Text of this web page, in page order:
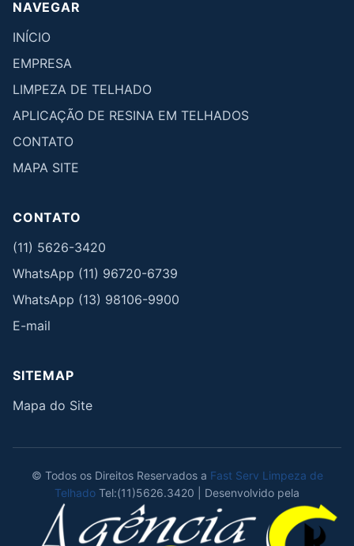
NAVEGAR
INÍCIO
EMPRESA
LIMPEZA DE TELHADO
APLICAÇÃO DE RESINA EM TELHADOS
CONTATO
MAPA SITE
CONTATO
(11) 5626-3420
WhatsApp (11) 96720-6739
WhatsApp (13) 98106-9900
E-mail
SITEMAP
Mapa do Site
© Todos os Direitos Reservados a Fast Serv Limpeza de
Telhado Tel:(11)5626.3420 | Desenvolvido pela